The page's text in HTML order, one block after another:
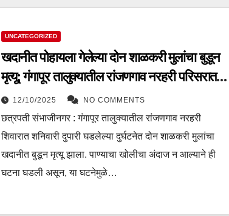
UNCATEGORIZED
खदानीत पोहायला गेलेल्या दोन शाळकरी मुलांचा बुडून
मृत्यू; गंगापूर तालुक्यातील रांजणगाव नरहरी परिसरात
दुर्दैवी घटना
12/10/2025 NO COMMENTS
छत्रपती संभाजीनगर : गंगापूर तालुक्यातील रांजणगाव नरहरी
शिवारात शनिवारी दुपारी घडलेल्या दुर्घटनेत दोन शाळकरी मुलांचा
खदानीत बुडून मृत्यू झाला. पाण्याचा खोलीचा अंदाज न आल्याने ही
घटना घडली असून, या घटनेमुळे…